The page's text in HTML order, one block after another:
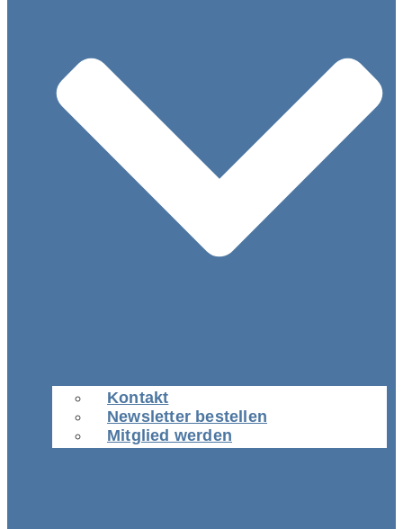
Kontakt
Newsletter bestellen
Mitglied werden